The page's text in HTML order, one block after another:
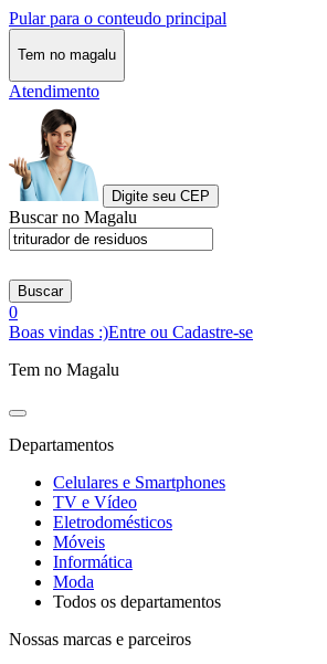
Pular para o conteudo principal
Tem no magalu
Atendimento
Digite seu CEP
Buscar no Magalu
Buscar
0
Boas vindas :)Entre ou Cadastre-se
Tem no Magalu
Departamentos
Celulares e Smartphones
TV e Vídeo
Eletrodomésticos
Móveis
Informática
Moda
Todos os departamentos
Nossas marcas e parceiros